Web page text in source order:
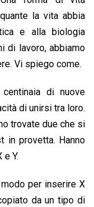
la vita abbia
e alla biologia
di lavoro, abbiamo
Vi spiego come.
di nuove
di unirsi tra loro.
trovate due che si
in provetta. Hanno
Y.
per inserire X
da un tipo di